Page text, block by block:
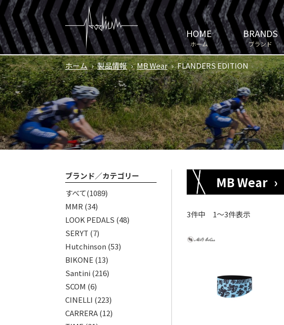
HOME
ホーム
BRANDS
ブランド
ホーム › 製品情報 › MB Wear › FLANDERS EDITION
ブランド／カテゴリー
すべて(1089)
MMR (34)
LOOK PEDALS (48)
SERYT (7)
Hutchinson (53)
BIKONE (13)
Santini (216)
SCOM (6)
CINELLI (223)
CARRERA(12)
MB Wear ›
3件中 1～3件表示